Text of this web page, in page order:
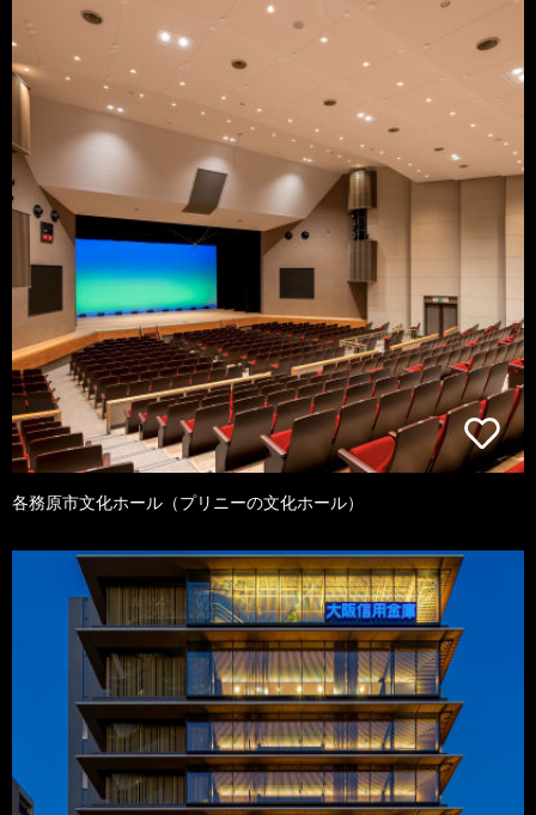
各務原市文化ホール（プリニーの文化ホール）